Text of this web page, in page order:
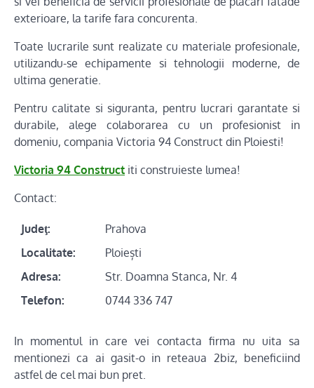
exterioare, la tarife fara concurenta.
Toate lucrarile sunt realizate cu materiale profesionale,
utilizandu-se echipamente si tehnologii moderne, de
ultima generatie.
Pentru calitate si siguranta, pentru lucrari garantate si
durabile, alege colaborarea cu un profesionist in
domeniu, compania Victoria 94 Construct din Ploiesti!
Victoria 94 Construct iti construieste lumea!
Contact:
Judeţ:
Prahova
Localitate:
Ploiești
Adresa:
Str. Doamna Stanca, Nr. 4
Telefon:
0744 336 747
In momentul in care vei contacta firma nu uita sa
mentionezi ca ai gasit-o in reteaua 2biz, beneficiind
astfel de cel mai bun pret.